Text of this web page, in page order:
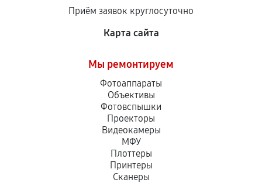
Приём заявок круглосуточно
Карта сайта
Мы ремонтируем
Фотоаппараты
Объективы
Фотовспышки
Проекторы
Видеокамеры
МФУ
Плоттеры
Принтеры
Сканеры